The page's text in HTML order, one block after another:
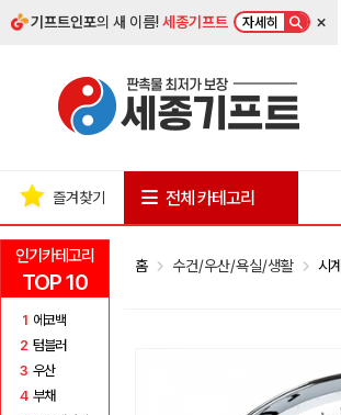
기프트인포의 새 이름!세종기프트 자세히 ×
인기카테고리
TOP 10
1 에코백
2 텀블러
3 우산
4 부채
즐겨찾기 전체 카테고리
홈 수건/우산/욕실/생활 시계